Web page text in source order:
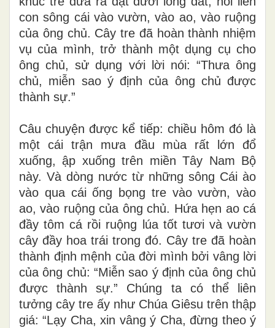
con sông cái vào vườn, vào ao, vào ruộng
của ông chủ. Cây tre đã hoàn thành nhiệm
vụ của mình, trở thành một dụng cụ cho
ông chủ, sử dụng với lời nói: “Thưa ông
chủ, miễn sao ý định của ông chủ được
thành sự.”
Câu chuyện được kể tiếp: chiều hôm đó là
một cái trận mưa đầu mùa rất lớn đổ
xuống, ập xuống trên miền Tây Nam Bộ
này. Và dòng nước từ những sông Cái ào
vào qua cái ống bọng tre vào vườn, vào
ao, vào ruộng của ông chủ. Hứa hẹn ao cá
đầy tôm cá rồi ruộng lúa tốt tươi và vườn
cây đầy hoa trái trong đó. Cây tre đã hoàn
thành định mệnh của đời mình bởi vâng lời
của ông chủ: “Miễn sao ý định của ông chủ
được thành sự.” Chúng ta có thể liên
tưởng cây tre ấy như Chúa Giêsu trên thập
giá: “Lạy Cha, xin vâng ý Cha, đừng theo ý